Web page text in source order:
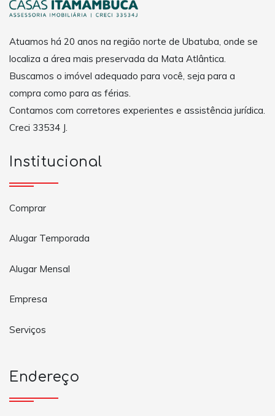
Atuamos há 20 anos na região norte de Ubatuba, onde se
localiza a área mais preservada da Mata Atlântica.
Buscamos o imóvel adequado para você, seja para a
compra como para as férias.
Contamos com corretores experientes e assistência jurídica.
Creci 33534 J.
Institucional
Comprar
Alugar Temporada
Alugar Mensal
Empresa
Serviços
Endereço